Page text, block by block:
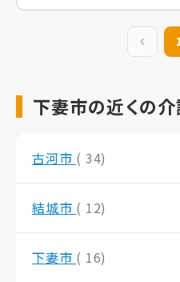
前
下妻市の近くの
古河市 ( 34)
結城市 ( 12)
下妻市 ( 16)